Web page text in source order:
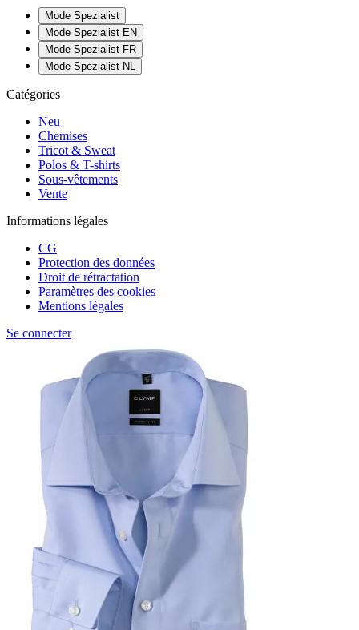
Mode Spezialist
Mode Spezialist EN
Mode Spezialist FR
Mode Spezialist NL
Catégories
Neu
Chemises
Tricot & Sweat
Polos & T-shirts
Sous-vêtements
Vente
Informations légales
CG
Protection des données
Droit de rétractation
Paramètres des cookies
Mentions légales
Se connecter